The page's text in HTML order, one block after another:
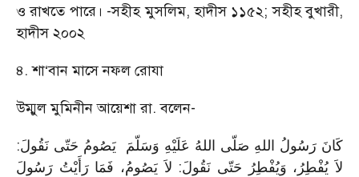
ও রাখতে পারে। -সহীহ মুসলিম, হাদীস ১১৫২; সহীহ বুখারী,
হাদীস ২০০২
৪. শা‘বান মাসে নফল রোযা
উম্মুল মুমিনীন আয়েশা রা. বলেন-
كَانَ رَسُولُ اللهِ صَلّى اللهُ عَلَيْهِ وَسَلّمَ يَصُومُ حَتّى نَقُولَ:
لاَ يُفْطِرُ، وَيُفْطِرُ حَتّى نَقُولَ: لاَ يَصُومُ، فَمَا رَأَيْتُ رَسُولَ